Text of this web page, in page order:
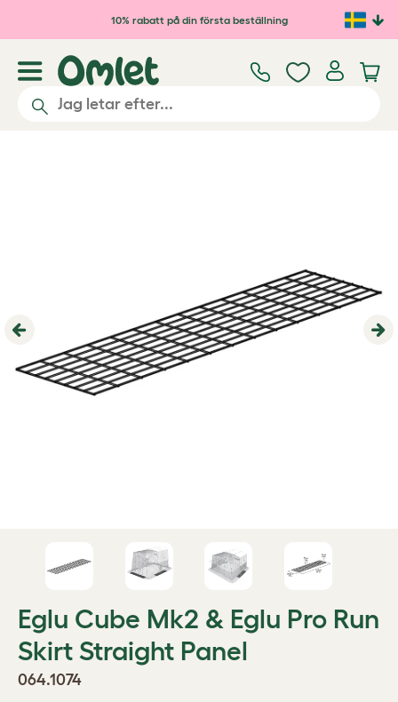
Hoppa till huvudinnehåll
10% rabatt på din första beställning
Previous
Eglu Cube Mk2 & Eglu Pro Run
Skirt Straight Panel
064.1074